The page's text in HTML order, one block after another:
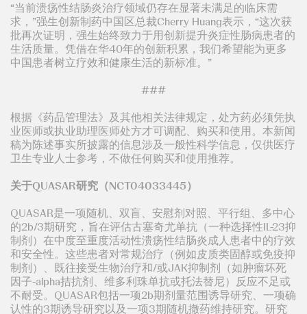
“当前溃疡性结肠炎治疗领域仍存在显著未满足的临床需
求，”强生创新制药中国区总裁Cherry Huang表示，“这次获
批再次证明，强生始终致力于用创新提升炎症性肠病患者的
生活质量。凭借在华40年的创新积累，我们希望能为更多
中国患者树立疗效和健康生活的新标准。”
###
根据《药品管理法》及其他相关法律规定，处方药必须凭执
业医师或执业助理医师处方才可调配、购买和使用。本新闻
稿为陈述事实所披露的信息涉及一般性科学信息，仅供医疗
卫生专业人士参考，不做任何购买和使用推荐。
关于QUASAR研究（NCT04033445）
QUASAR是一项随机、双盲、安慰剂对照、平行组、多中心
的2b/3期研究，旨在评估古塞奇尤单抗（一种选择性IL-23抑
制剂）在中度至重度活动性溃疡性结肠炎成人患者中的疗效
和安全性。这些患者对常规治疗（例如皮质类固醇或免疫抑
制剂）、既往接受生物治疗和/或JAK抑制剂（如肿瘤坏死
因子-alpha拮抗剂、维多利珠单抗或托法替尼）反应不足或
不耐受。QUASAR包括一项2b期剂量范围诱导研究、一项确
认性的3期诱导研究以及一项3期随机撤药维持研究。研究